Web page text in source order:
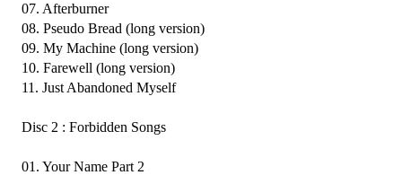
07. Afterburner
08. Pseudo Bread (long version)
09. My Machine (long version)
10. Farewell (long version)
11. Just Abandoned Myself
Disc 2 : Forbidden Songs
01. Your Name Part 2